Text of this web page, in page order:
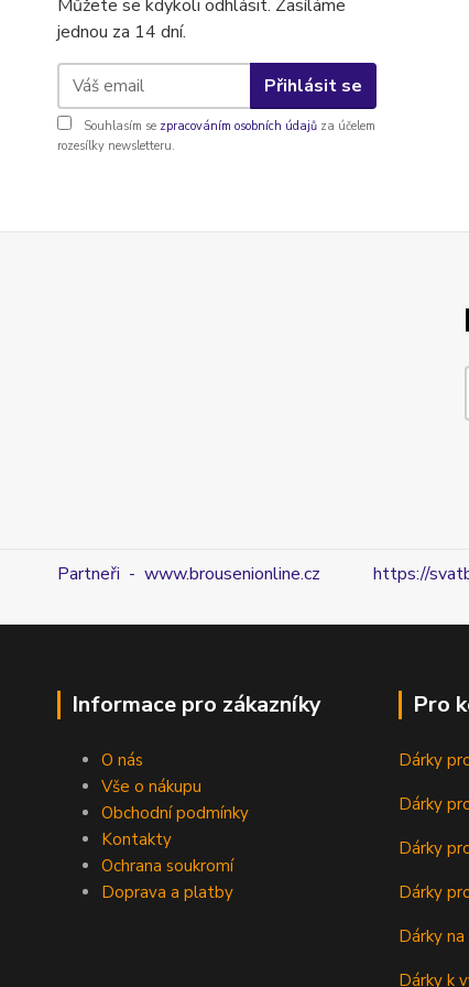
Můžete se kdykoli odhlásit. Zasíláme
jednou za 14 dní.
Přihlásit se
Souhlasím se zpracováním osobních údajů za účelem
rozesílky newsletteru.
Partneři - www.brousenionline.cz https://
Informace pro zákazníky
O nás
Vše o nákupu
Obchodní podmínky
Kontakty
Ochrana soukromí
Doprava a platby
Pro
Dárky
Dárky
Dárky
Dárky
Dárky
Dárky k